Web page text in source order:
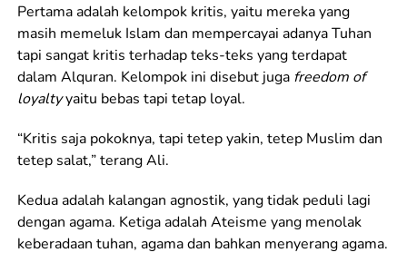
Pertama adalah kelompok kritis, yaitu mereka yang
masih memeluk Islam dan mempercayai adanya Tuhan
tapi sangat kritis terhadap teks-teks yang terdapat
dalam Alquran. Kelompok ini disebut juga freedom of
loyaltyyaitu bebas tapi tetap loyal.
“Kritis saja pokoknya, tapi tetep yakin, tetep Muslim dan
tetep salat,” terang Ali.
Kedua adalah kalangan agnostik, yang tidak peduli lagi
dengan agama. Ketiga adalah Ateisme yang menolak
keberadaan tuhan, agama dan bahkan menyerang agama.